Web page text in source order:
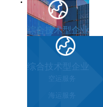
综合技术型企业
综合技术型企业
空运服务
海运服务